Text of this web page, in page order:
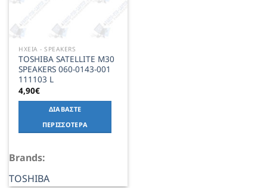
ΗΧΕΙΑ - SPEAKERS
TOSHIBA SATELLITE M30
SPEAKERS 060-0143-001
111103 L
4,90€
ΔΙΑΒΆΣΤΕ
ΠΕΡΙΣΣΌΤΕΡΑ
Brands:
TOSHIBA